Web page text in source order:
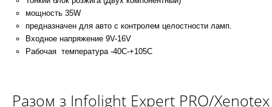
мощность 35W
предназначен для авто с контролем целостности ламп.
Входное напряжение 9V-16V
Рабочая температура -40С-+105С
Разом з Infolight Expert PRO/